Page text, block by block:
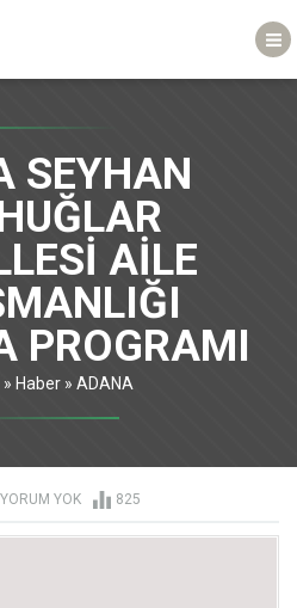
SEYHAN
AİLE
PROGRAMI
» Haber » ADANA
YORUM YOK 825